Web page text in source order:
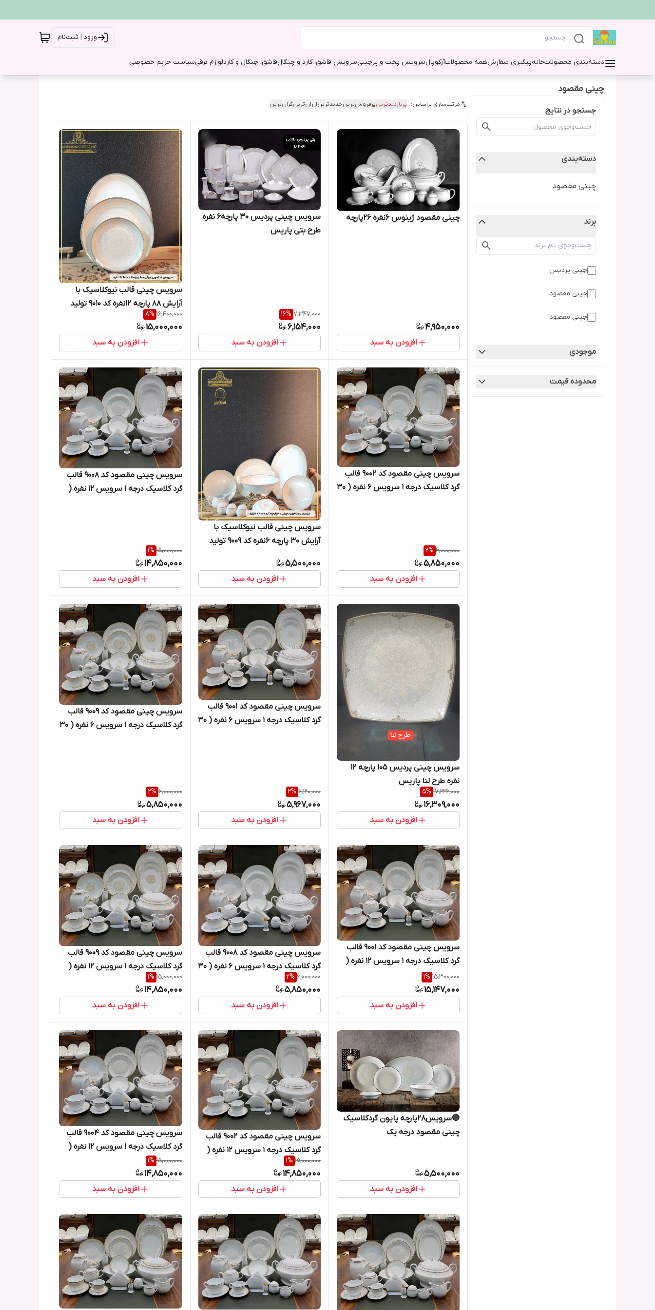
ورود | ثبت‌نام
دسته‌بندی محصولاتخانهپیگیری سفارشهمه محصولاتآرکوپالسرویس پخت و پزچینیسرویس قاشق، کارد و چنگالقاشق، چنگال و کاردلوازم برقیسیاست حریم خصوصی
چینی مقصود
جستجو در نتایج
دسته‌بندی
چینی مقصود
برند
چینی پردیس
چینی مقصود
چینی مقصود
موجودی
محدوده قیمت
مرتب‌سازی براساس: پربازدیدترینپرفروش‌ترینجدیدترینارزان‌ترینگران‌ترین
چینی مقصود ژینوس ۶نفره ۲۶پارچه
4,950,000
افزودن به سبد
سرویس چینی پردیس 30 پارچه6 نفره
طرح بتی پاریس
7,347,000
16%
6,154,000
افزودن به سبد
سرویس چینی قالب نیوکلاسیک با
آرایش 88 پارچه ۱۲نفره کد ۹۰۱۰ تولید
کارخانجات مقصود 🔥
16,400,000
8%
15,000,000
افزودن به سبد
سرویس چینی مقصود کد ۹۰۰۲ قالب
گرد کلاسیک درجه ۱ سرویس ۶ نفره ( ۳۰
6,000,000
2%
5,850,000
افزودن به سبد
سرویس چینی قالب نیوکلاسیک با
آرایش ۳۰ پارچه ۶نفره کد ۹۰۰۹ تولید
5,500,000
افزودن به سبد
سرویس چینی مقصود کد ۹۰۰۸ قالب
گرد کلاسیک درجه ۱ سرویس ۱۲ نفره (
15,000,000
1%
14,850,000
افزودن به سبد
سرویس چینی پردیس 105 پارچه ۱۲
نفره طرح لنا پاریس
17,226,000
5%
16,309,000
افزودن به سبد
سرویس چینی مقصود کد ۹۰۰۱ قالب
گرد کلاسیک درجه ۱ سرویس ۶ نفره ( ۳۰
6,120,000
2%
5,967,000
افزودن به سبد
سرویس چینی مقصود کد ۹۰۰۹ قالب
گرد کلاسیک درجه ۱ سرویس ۶ نفره ( ۳۰
6,000,000
2%
5,850,000
افزودن به سبد
سرویس چینی مقصود کد ۹۰۰۱ قالب
گرد کلاسیک درجه ۱ سرویس ۱۲ نفره (
۱۰۰ پارچه )
15,300,000
1%
15,147,000
افزودن به سبد
سرویس چینی مقصود کد ۹۰۰۸ قالب
گرد کلاسیک درجه ۱ سرویس ۶ نفره ( ۳۰
پارچه
6,000,000
2%
5,850,000
افزودن به سبد
سرویس چینی مقصود کد ۹۰۰۹ قالب
گرد کلاسیک درجه ۱ سرویس ۱۲ نفره (
۱۰۰ پارچه )
15,000,000
1%
14,850,000
افزودن به سبد
🔵سرویس28پارچه پایون گردکلاسیک
چینی مقصود درجه یک
5,500,000
افزودن به سبد
سرویس چینی مقصود کد ۹۰۰۲ قالب
گرد کلاسیک درجه ۱ سرویس ۱۲ نفره (
۱۰۰ پارچه )
15,000,000
1%
14,850,000
افزودن به سبد
سرویس چینی مقصود کد ۹۰۰۴ قالب
گرد کلاسیک درجه ۱ سرویس ۱۲ نفره (
۱۰۰ پارچه )
15,000,000
1%
14,850,000
افزودن به سبد